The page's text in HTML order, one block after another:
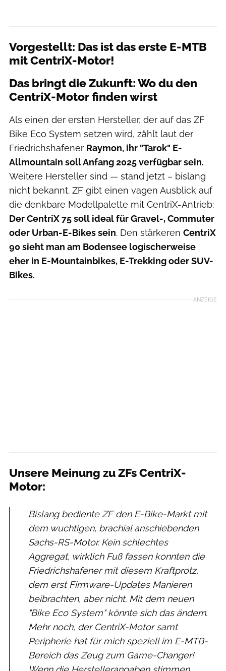
Vorgestellt: Das ist das erste E-MTB
mit CentriX-Motor!
Das bringt die Zukunft: Wo du den
CentriX-Motor finden wirst
Als einen der ersten Hersteller, der auf das ZF
Bike Eco System setzen wird, zählt laut der
Friedrichshafener Raymon, ihr "Tarok" E-
Allmountain soll Anfang 2025 verfügbar sein.
Weitere Hersteller sind — stand jetzt – bislang
nicht bekannt. ZF gibt einen vagen Ausblick auf
die denkbare Modellpalette mit CentriX-Antrieb:
Der CentriX 75 soll ideal für Gravel-, Commuter
oder Urban-E-Bikes sein. Den stärkeren CentriX
90 sieht man am Bodensee logischerweise
eher in E-Mountainbikes, E-Trekking oder SUV-
Bikes.
ANZEIGE
Unsere Meinung zu ZFs CentriX-
Motor:
Bislang bediente ZF den E-Bike-Markt mit
dem wuchtigen, brachial anschiebenden
Sachs-RS-Motor. Kein schlechtes
Aggregat, wirklich Fuß fassen konnten die
Friedrichshafener mit diesem Kraftprotz,
dem erst Firmware-Updates Manieren
beibrachten, aber nicht. Mit dem neuen
"Bike Eco System" könnte sich das ändern.
Mehr noch, der CentriX-Motor samt
Peripherie hat für mich speziell im E-MTB-
Bereich das Zeug zum Game-Changer!